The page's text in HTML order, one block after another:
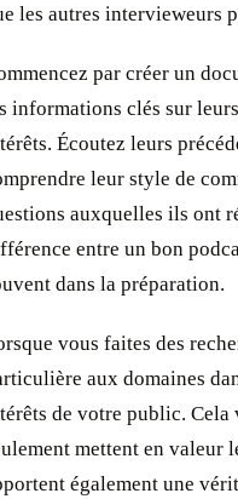
les autres intervieweurs
par créer un
informations clés sur
Écoutez leurs
leur style de
auxquelles ils ont
entre un bon
dans la préparation.
vous faites des
aux domaines
de votre public. Cela
mettent en valeur
également une